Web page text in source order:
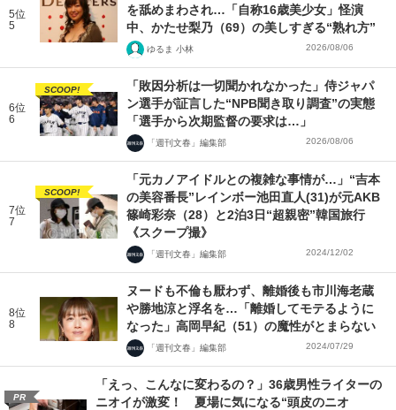
5位
5
を舐めまわされ…「自称16歳美少女」怪演
中、かたせ梨乃（69）の美しすぎる“熟れ方”
ゆるま 小林 2026/08/06
6位
6
SCOOP!
「敗因分析は一切聞かれなかった」侍ジャパ
ン選手が証言した“NPB聞き取り調査”の実態
「選手から次期監督の要求は…」
「週刊文春」編集部 2026/08/06
7位
7
SCOOP!
「元カノアイドルとの複雑な事情が…」“吉本
の美容番長”レインボー池田直人(31)が元AKB
篠崎彩奈（28）と2泊3日“超親密”韓国旅行
《スクープ撮》
「週刊文春」編集部 2024/12/02
8位
8
ヌードも不倫も厭わず、離婚後も市川海老蔵
や勝地涼と浮名を…「離婚してモテるように
なった」高岡早紀（51）の魔性がとまらない
「週刊文春」編集部 2024/07/29
PR
「えっ、こんなに変わるの？」36歳男性ライターの
ニオイが激変！ 夏場に気になる“頭皮のニオ